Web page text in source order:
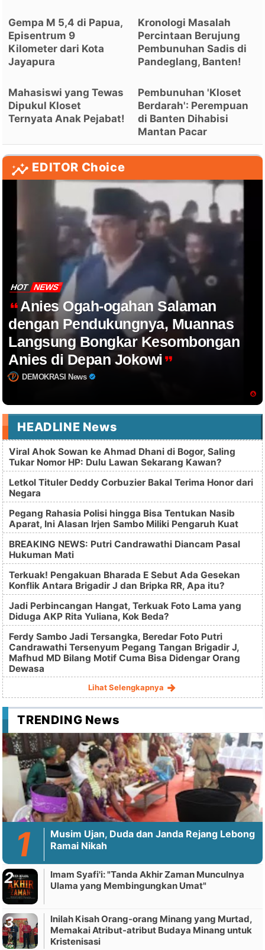
Gempa M 5,4 di Papua,
Episentrum 9
Kilometer dari Kota
Jayapura
Kronologi Masalah
Percintaan Berujung
Pembunuhan Sadis di
Pandeglang, Banten!
Mahasiswi yang Tewas
Dipukul Kloset
Ternyata Anak Pejabat!
Pembunuhan 'Kloset
Berdarah': Perempuan
di Banten Dihabisi
Mantan Pacar
EDITOR Choice
HOT NEWS
Anies Ogah-ogahan Salaman
dengan Pendukungnya, Muannas
Langsung Bongkar Kesombongan
Anies di Depan Jokowi
DEMOKRASI News
HEADLINE News
Viral Ahok Sowan ke Ahmad Dhani di Bogor, Saling
Tukar Nomor HP: Dulu Lawan Sekarang Kawan?
Letkol Tituler Deddy Corbuzier Bakal Terima Honor dari
Negara
Pegang Rahasia Polisi hingga Bisa Tentukan Nasib
Aparat, Ini Alasan Irjen Sambo Miliki Pengaruh Kuat
BREAKING NEWS: Putri Candrawathi Diancam Pasal
Hukuman Mati
Terkuak! Pengakuan Bharada E Sebut Ada Gesekan
Konflik Antara Brigadir J dan Bripka RR, Apa itu?
Jadi Perbincangan Hangat, Terkuak Foto Lama yang
Diduga AKP Rita Yuliana, Kok Beda?
Ferdy Sambo Jadi Tersangka, Beredar Foto Putri
Candrawathi Tersenyum Pegang Tangan Brigadir J,
Mafhud MD Bilang Motif Cuma Bisa Didengar Orang
Dewasa
Lihat Selengkapnya
TRENDING News
Musim Ujan, Duda dan Janda Rejang Lebong
Ramai Nikah
Imam Syafi'i: "Tanda Akhir Zaman Munculnya
Ulama yang Membingungkan Umat"
Inilah Kisah Orang-orang Minang yang Murtad,
Memakai Atribut-atribut Budaya Minang untuk
Kristenisasi